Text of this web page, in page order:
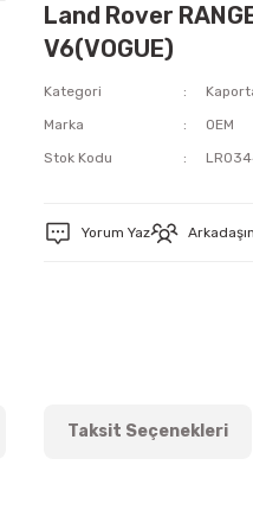
Land Rover
V6(VOGUE)
Kategori
Marka
OEM
Stok Kodu
Yorum Yaz
Taksit Seçenekleri